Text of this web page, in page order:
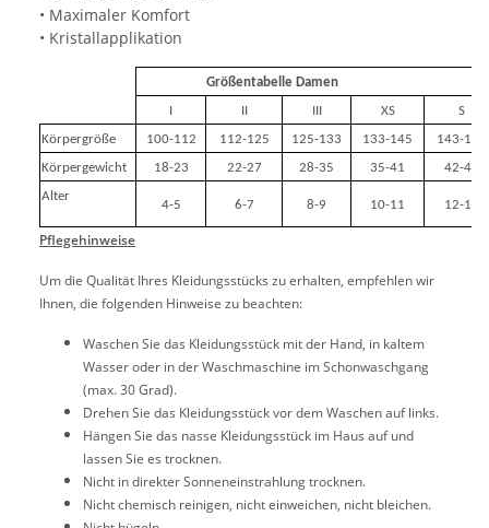
• Maximaler Komfort
• Kristallapplikation
Größentabelle Damen
I
II III XS
S
Körpergröße
100-112 112-125 125-133 133-145
143-155
Körpergewicht
18-23 22-27 28-35 35-41
42-49
Alter
4-5 6-7 8-9 10-11 12-14
Pflegehinweise
Um die Qualität Ihres Kleidungsstücks zu erhalten, empfehlen wir
Ihnen, die folgenden Hinweise zu beachten:
Waschen Sie das Kleidungsstück mit der Hand, in kaltem
Wasser oder in der Waschmaschine im Schonwaschgang
(max. 30 Grad).
Drehen Sie das Kleidungsstück vor dem Waschen auf links.
Hängen Sie das nasse Kleidungsstück im Haus auf und
lassen Sie es trocknen.
Nicht in direkter Sonneneinstrahlung trocknen.
Nicht chemisch reinigen, nicht einweichen, nicht bleichen.